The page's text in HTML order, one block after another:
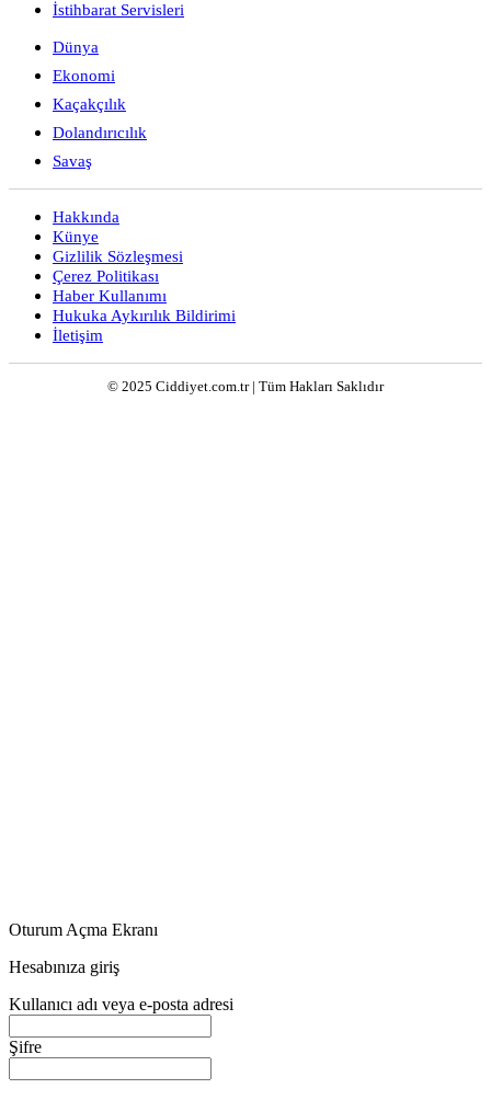
İstihbarat Servisleri
Dünya
Ekonomi
Kaçakçılık
Dolandırıcılık
Savaş
Hakkında
Künye
Gizlilik Sözleşmesi
Çerez Politikası
Haber Kullanımı
Hukuka Aykırılık Bildirimi
İletişim
© 2025 Ciddiyet.com.tr | Tüm Hakları Saklıdır
Oturum Açma Ekranı
Hesabınıza giriş
Kullanıcı adı veya e-posta adresi
Şifre